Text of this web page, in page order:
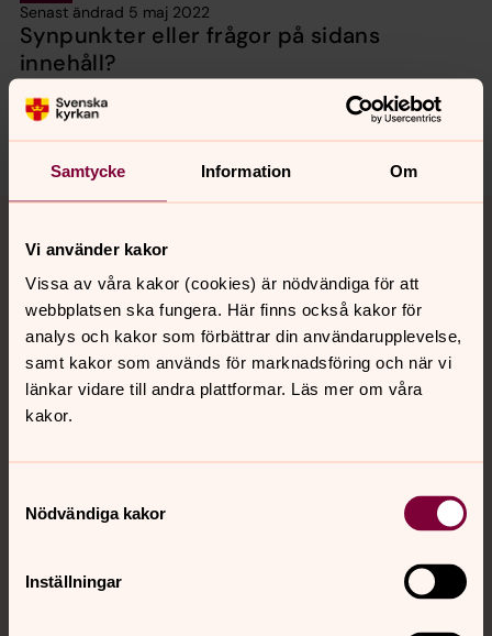
Samtycke Information Om
Vi använder kakor
Vissa av våra kakor (cookies) är nödvändiga för att
webbplatsen ska fungera. Här finns också kakor för
analys och kakor som förbättrar din användarupplevelse,
samt kakor som används för marknadsföring och när vi
länkar vidare till andra plattformar. Läs mer om våra
kakor.
Nödvändiga kakor
Inställningar
Senast ändrad 5 maj 2022
Synpunkter eller frågor på sidans
innehåll?
bjarnums.pastorat@svenskakyrkan.se
Dela
Tillbaka till toppen
Tillbaka till innehållet
Kontakt
Kalender